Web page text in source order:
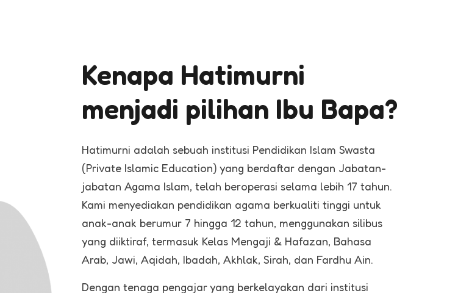
Kenapa Hatimurni
menjadi pilihan Ibu Bapa?
Hatimurni adalah sebuah institusi Pendidikan Islam Swasta
(Private Islamic Education) yang berdaftar dengan Jabatan-
jabatan Agama Islam, telah beroperasi selama lebih 17 tahun.
Kami menyediakan pendidikan agama berkualiti tinggi untuk
anak-anak berumur 7 hingga 12 tahun, menggunakan silibus
yang diiktiraf, termasuk Kelas Mengaji & Hafazan, Bahasa
Arab, Jawi, Aqidah, Ibadah, Akhlak, Sirah, dan Fardhu Ain.
Dengan tenaga pengajar yang berkelayakan dari institusi